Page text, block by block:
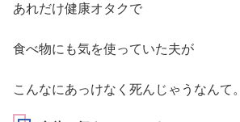
あれだけ健康オタクで
食べ物にも気を使っていた夫が
こんなにあっけなく死んじゃうなんて。